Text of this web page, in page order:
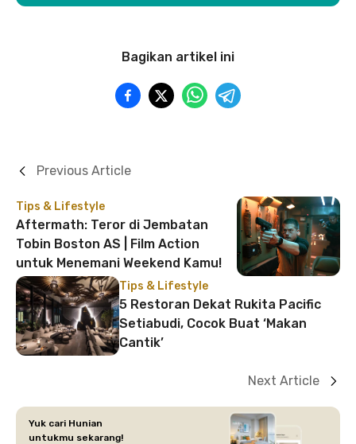
Bagikan artikel ini
Tips & Lifestyle
Aftermath: Teror di Jembatan
Tobin Boston AS | Film Action
untuk Menemani Weekend Kamu!
Previous Article
Tips & Lifestyle
5 Restoran Dekat Rukita Pacific
Setiabudi, Cocok Buat ‘Makan
Cantik’
Next Article
Yuk cari Hunian
untukmu sekarang!